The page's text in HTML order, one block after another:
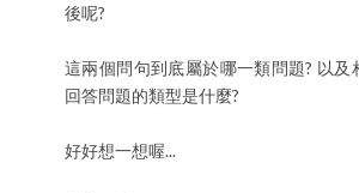
後呢?
這兩個問句到底屬於哪一類問題? 以及
回答問題的類型是什麼?
好好想一想喔...